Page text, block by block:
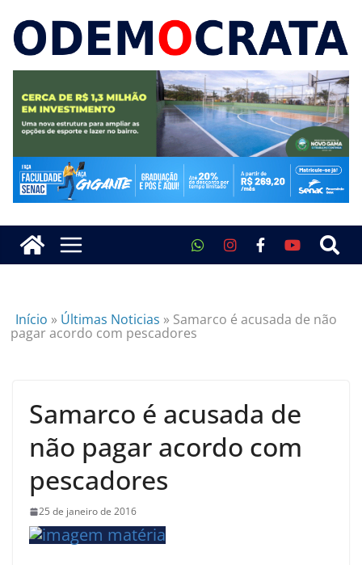
Início » Últimas Noticias » Samarco é acusada de não
pagar acordo com pescadores
Samarco é acusada de
não pagar acordo com
pescadores
25 de janeiro de 2016